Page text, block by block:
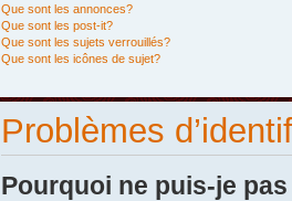
Que sont les annonces?
Que sont les post-it?
Que sont les sujets verrouillés?
Que sont les icônes de sujet?
Problèmes
Pourquoi ne puis-je